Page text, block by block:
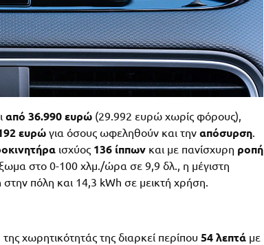
από 36.990 ευρώ (29.992 ευρώ χωρίς φόρους),
ευρώ για όσους ωφεληθούν και την απόσυρση.
ισχύος 136 ίππων και με πανίσχυρη ροπή
στο 0-100 χλμ./ώρα σε 9,9 δλ., η μέγιστη
πόλη και 14,3 kWh σε μεικτή χρήση.
χωρητικότητάς της διαρκεί περίπου 54 λεπτά με